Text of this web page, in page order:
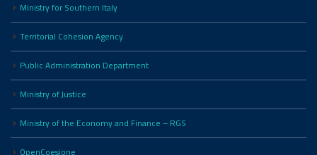
Ministry for Southern Italy
Territorial Cohesion Agency
Public Administration Department
Ministry of Justice
Ministry of the Economy and Finance – RGS
OpenCoesione